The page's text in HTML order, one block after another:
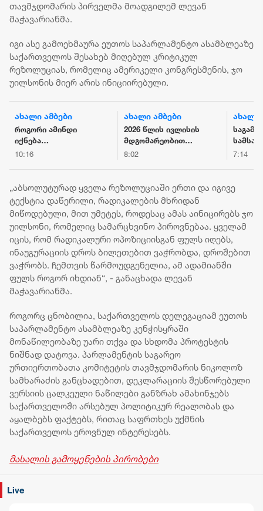
თავმჯდომარის პირველმა მოადგილემ ლევან
მაჭავარიანმა.
იგი ასე გამოეხმაურა ეუთოს საპარლამენტო ასამბლეაზე
საქართველოს შესახებ მიღებულ კრიტიკულ
რეზოლუციას, რომელიც ამერიკელი კონგრესმენის, ჯო
უილსონის მიერ არის ინიციირებული.
ახალი ამბები
როგორი ამინდი
იქნება
საქართველოს
10:16
ახალი ამბები
2026 წლის ივლისის
მდგომარეობით
საქართველოს
რეზერვები 7.5
მილიარდ აშშ
დოლარს აჭარბებს
8:02
ახალი
ყალბი
პირი
7:14
„აბსოლუტურად ყველა რეზოლუციაში ერთი და იგივე
ტექსტია დაწერილი, რადიკალების მხრიდან
მიწოდებული, მით უმეტეს, როდესაც ამას აინიცირებს ჯო
უილსონი, რომელიც სამარცხვინო პიროვნებაა. ყველამ
იცის, რომ რადიკალური ოპოზიციისგან ფულს იღებს,
ინაუგურაციის დროს ბილეთებით ვაჭრობდა, დროშებით
ვაჭრობს. ჩემთვის წარმოუდგენელია, ამ ადამიანში
ფულს როგორ იხდიან“, - განაცხადა ლევან
მაჭავარიანმა.
როგორც ცნობილია, საქართველოს დელეგაციამ ეუთოს
საპარლამენტო ასამბლეაზე კენჭისყრაში
მონაწილეობაზე უარი თქვა და სხდომა პროტესტის
ნიშნად დატოვა. პარლამენტის საგარეო
ურთიერთობათა კომიტეტის თავმჯდომარის ნიკოლოზ
სამხარაძის განცხადებით, დეკლარაციის შესწორებული
ვერსიის ცალკეული ნაწილები განზრახ ამახინჯებს
საქართველოში არსებულ პოლიტიკურ რეალობას და
აყალბებს ფაქტებს, რითაც საფრთხეს უქმნის
საქართველოს ეროვნულ ინტერესებს.
მასალის გამოყენების პირობები
Live